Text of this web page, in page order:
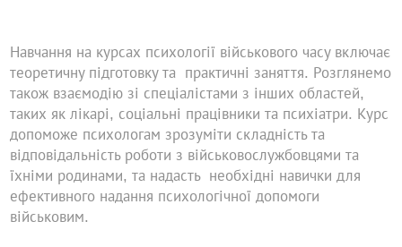
Навчання на курсах психології військового часу включає
теоретичну підготовку та практичні заняття. Розглянемо
також взаємодію зі спеціалістами з інших областей,
таких як лікарі, соціальні працівники та психіатри. Курс
допоможе психологам зрозуміти складність та
відповідальність роботи з військовослужбовцями та
їхніми родинами, та надасть необхідні навички для
ефективного надання психологічної допомоги
військовим.